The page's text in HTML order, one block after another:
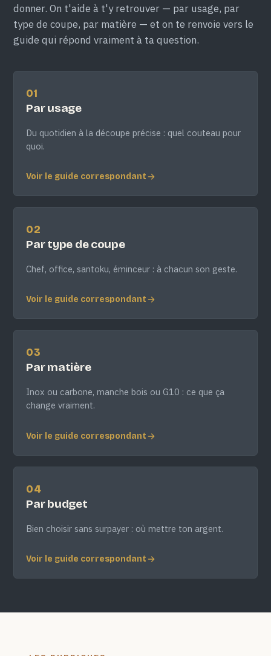
donner. On t'aide à t'y retrouver — par usage, par
type de coupe, par matière — et on te renvoie vers le
guide qui répond vraiment à ta question.
01
Par usage
Du quotidien à la découpe précise : quel couteau pour
quoi.
Voir le guide correspondant
02
Par type de coupe
Chef, office, santoku, éminceur : à chacun son geste.
Voir le guide correspondant
03
Par matière
Inox ou carbone, manche bois ou G10 : ce que ça
change vraiment.
Voir le guide correspondant
04
Par budget
Bien choisir sans surpayer : où mettre ton argent.
Voir le guide correspondant